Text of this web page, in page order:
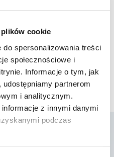
cookie
spersonalizowania treści
społecznościowe i
Informacje o tym, jak
partnerom
i analitycznym.
z innymi danymi
podczas